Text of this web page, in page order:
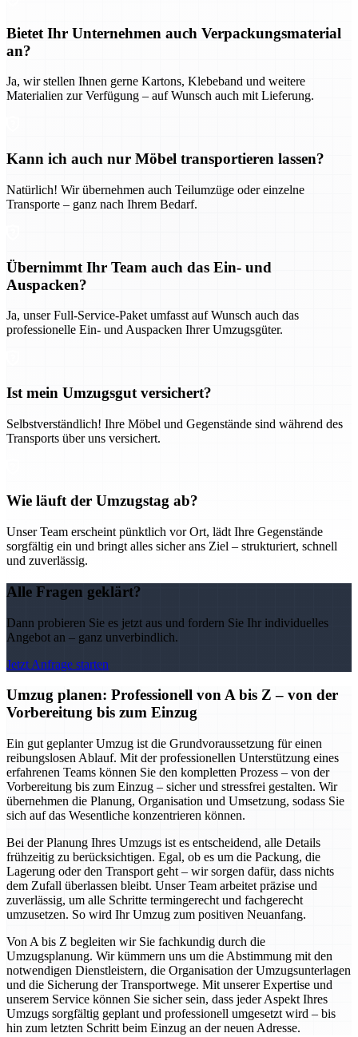
Bietet Ihr Unternehmen auch Verpackungsmaterial
an?
Ja, wir stellen Ihnen gerne Kartons, Klebeband und weitere
Materialien zur Verfügung – auf Wunsch auch mit Lieferung.
Kann ich auch nur Möbel transportieren lassen?
Natürlich! Wir übernehmen auch Teilumzüge oder einzelne
Transporte – ganz nach Ihrem Bedarf.
Übernimmt Ihr Team auch das Ein- und
Auspacken?
Ja, unser Full-Service-Paket umfasst auf Wunsch auch das
professionelle Ein- und Auspacken Ihrer Umzugsgüter.
Ist mein Umzugsgut versichert?
Selbstverständlich! Ihre Möbel und Gegenstände sind während des
Transports über uns versichert.
Wie läuft der Umzugstag ab?
Unser Team erscheint pünktlich vor Ort, lädt Ihre Gegenstände
sorgfältig ein und bringt alles sicher ans Ziel – strukturiert, schnell
und zuverlässig.
Alle Fragen geklärt?
Dann probieren Sie es jetzt aus und fordern Sie Ihr individuelles
Angebot an – ganz unverbindlich.
Jetzt Anfrage starten
Umzug planen: Professionell von A bis Z – von der
Vorbereitung bis zum Einzug
Ein gut geplanter Umzug ist die Grundvoraussetzung für einen
reibungslosen Ablauf. Mit der professionellen Unterstützung eines
erfahrenen Teams können Sie den kompletten Prozess – von der
Vorbereitung bis zum Einzug – sicher und stressfrei gestalten. Wir
übernehmen die Planung, Organisation und Umsetzung, sodass Sie
sich auf das Wesentliche konzentrieren können.
Bei der Planung Ihres Umzugs ist es entscheidend, alle Details
frühzeitig zu berücksichtigen. Egal, ob es um die Packung, die
Lagerung oder den Transport geht – wir sorgen dafür, dass nichts
dem Zufall überlassen bleibt. Unser Team arbeitet präzise und
zuverlässig, um alle Schritte termingerecht und fachgerecht
umzusetzen. So wird Ihr Umzug zum positiven Neuanfang.
Von A bis Z begleiten wir Sie fachkundig durch die
Umzugsplanung. Wir kümmern uns um die Abstimmung mit den
notwendigen Dienstleistern, die Organisation der Umzugsunterlagen
und die Sicherung der Transportwege. Mit unserer Expertise und
unserem Service können Sie sicher sein, dass jeder Aspekt Ihres
Umzugs sorgfältig geplant und professionell umgesetzt wird – bis
hin zum letzten Schritt beim Einzug an der neuen Adresse.